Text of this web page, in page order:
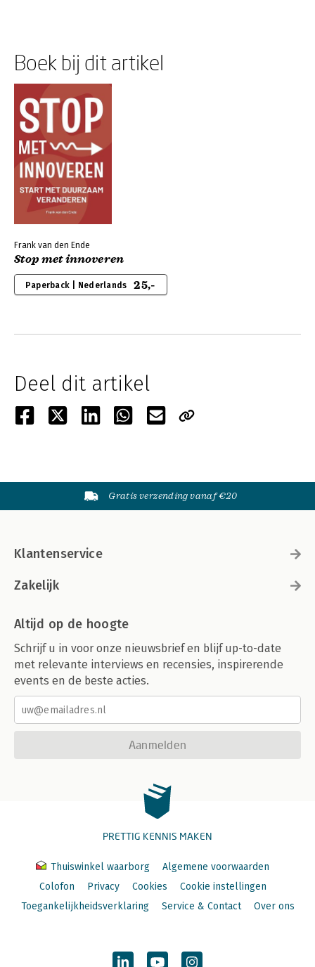
Boek bij dit artikel
Frank van den Ende
Stop met innoveren
Paperback | Nederlands 25,-
Deel dit artikel
Gratis verzending vanaf €20
Klantenservice
Zakelijk
Altijd op de hoogte
Schrijf u in voor onze nieuwsbrief en blijf up-to-date
met relevante interviews en recensies, inspirerende
events en de beste acties.
Aanmelden
PRETTIG KENNIS MAKEN
Thuiswinkel waarborg
Algemene voorwaarden
Colofon
Privacy Cookies
Cookie instellingen
Toegankelijkheidsverklaring
Service & Contact Over ons